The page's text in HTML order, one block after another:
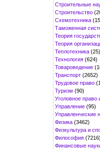
Строительные
Строительство
Схемотехника
Таможенная
Теория
Теория
Теплотехника (25)
Технология (624)
Товароведение
Транспорт (2652)
Трудовое право
Туризм (90)
Уголовное право
Управление (95)
Управленческие
Физика (3462)
Физкультура и
Философия (7216)
Финансовые